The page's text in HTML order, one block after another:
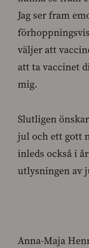
Jag ser fram
väljer att
att ta vaccinet
mig.
Slutligen
jul och ett gott
inleds också i
utlysningen av
Anna-Maja